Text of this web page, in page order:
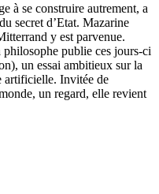
à se construire autrement, a
secret d’Etat. Mazarine
y est parvenue.
philosophe publie ces jours-ci
un essai ambitieux sur la
artificielle. Invitée de
un regard, elle revient